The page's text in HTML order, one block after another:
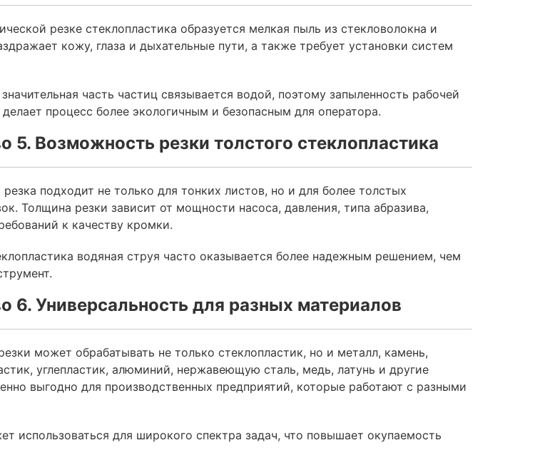
резке стеклопластика образуется мелкая пыль из стекловолокна и
кожу, глаза и дыхательные пути, а также требует установки систем
часть частиц связывается водой, поэтому запыленность рабочей
процесс более экологичным и безопасным для оператора.
5. Возможность резки толстого стеклопластика
резка подходит не только для тонких листов, но и для более толстых
Толщина резки зависит от мощности насоса, давления, типа абразива,
к качеству кромки.
водяная струя часто оказывается более надежным решением, чем
6. Универсальность для разных материалов
может обрабатывать не только стеклопластик, но и металл, камень,
углепластик, алюминий, нержавеющую сталь, медь, латунь и другие
выгодно для производственных предприятий, которые работают с разными
использоваться для широкого спектра задач, что повышает окупаемость